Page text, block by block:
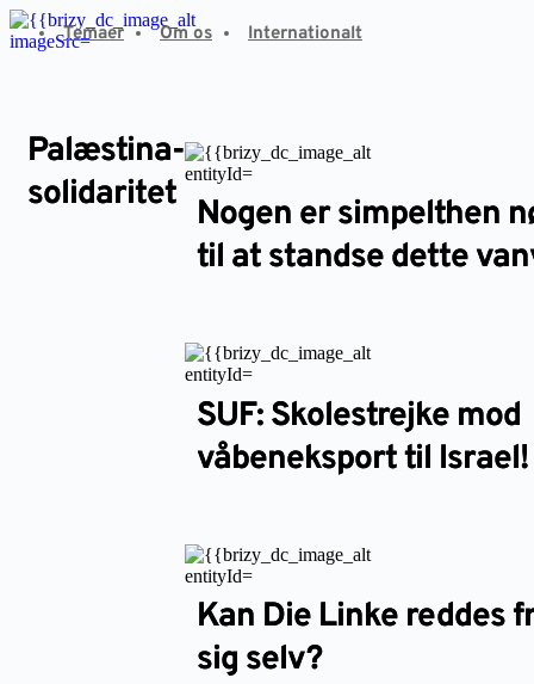
Fortsæt
til
Temaer Om os Internationalt
Palæstina-
solidaritet Nogen er simpelthen
til at standse dette
SUF: Skolestrejke mod
våbeneksport til Israel!
Kan Die Linke reddes
sig selv?